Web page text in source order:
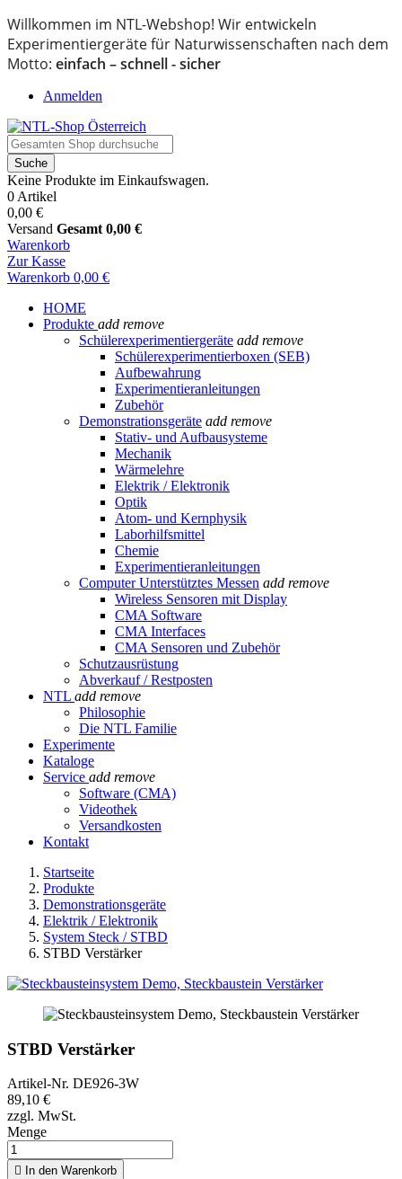
Willkommen im NTL-Webshop! Wir entwickeln
Experimentiergeräte für Naturwissenschaften nach dem
Motto: einfach – schnell - sicher
Anmelden
Suche
Keine Produkte im Einkaufswagen.
0 Artikel
0,00 €
Versand Gesamt 0,00 €
Warenkorb
Zur Kasse
Warenkorb 0,00 €
HOME
Produkte add remove
Schülerexperimentiergeräte add remove
Schülerexperimentierboxen (SEB)
Aufbewahrung
Experimentieranleitungen
Zubehör
Demonstrationsgeräte add remove
Stativ- und Aufbausysteme
Mechanik
Wärmelehre
Elektrik / Elektronik
Optik
Atom- und Kernphysik
Laborhilfsmittel
Chemie
Experimentieranleitungen
Computer Unterstütztes Messen add remove
Wireless Sensoren mit Display
CMA Software
CMA Interfaces
CMA Sensoren und Zubehör
Schutzausrüstung
Abverkauf / Restposten
NTL add remove
Philosophie
Die NTL Familie
Experimente
Kataloge
Service add remove
Software (CMA)
Videothek
Versandkosten
Kontakt
Startseite
Produkte
Demonstrationsgeräte
Elektrik / Elektronik
System Steck / STBD
STBD Verstärker
STBD Verstärker
Artikel-Nr. DE926-3W
89,10 €
zzgl. MwSt.
Menge
 In den Warenkorb